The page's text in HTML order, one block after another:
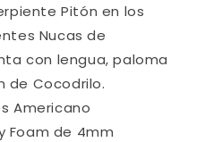
Pitón en los
Nucas de
con lengua, paloma
de Cocodrilo.
Americano
Foam de 4mm